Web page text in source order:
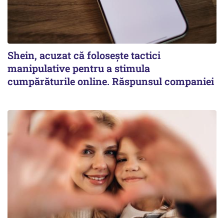
Shein, acuzat că folosește tactici
manipulative pentru a stimula
cumpărăturile online. Răspunsul companiei